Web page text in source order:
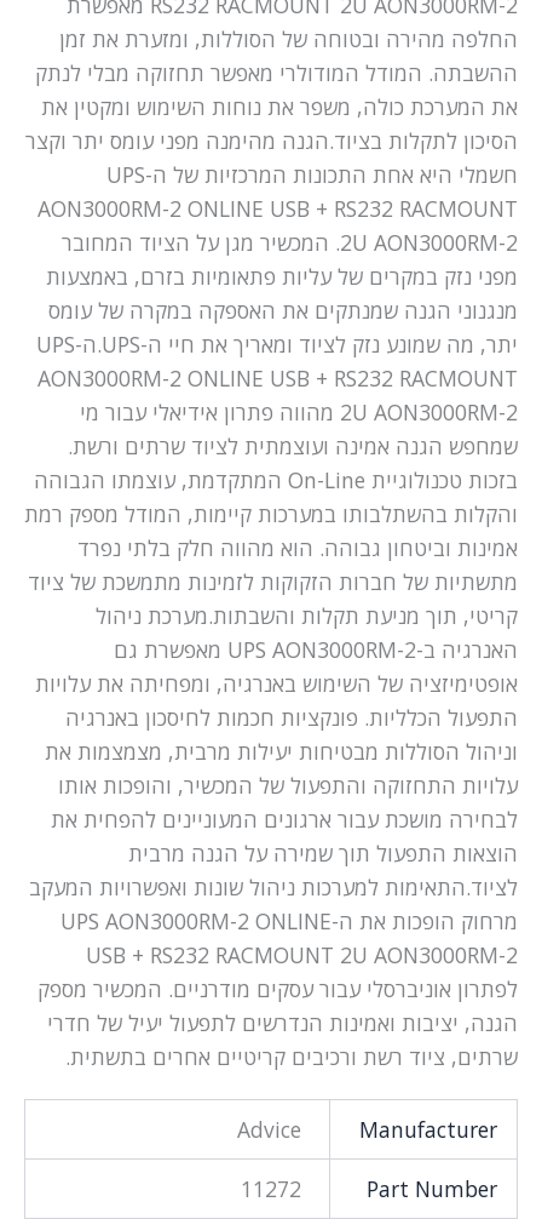
החלפה מהירה ובטוחה של הסוללות, ומזערת את זמן
ההשבתה. המודל המודולרי מאפשר תחזוקה מבלי לנתק
את המערכת כולה, משפר את נוחות השימוש ומקטין את
הסיכון לתקלות בציוד.הגנה מהימנה מפני עומס יתר וקצר
חשמלי היא אחת התכונות המרכזיות של ה-UPS
AON3000RM-2 ONLINE USB + RS232 RACMOUNT
2U AON3000RM-2. המכשיר מגן על הציוד המחובר
מפני נזק במקרים של עליות פתאומיות בזרם, באמצעות
מנגנוני הגנה שמנתקים את האספקה במקרה של עומס
יתר, מה שמונע נזק לציוד ומאריך את חיי ה-UPS.ה-UPS
AON3000RM-2 ONLINE USB + RS232 RACMOUNT
2U AON3000RM-2 מהווה פתרון אידיאלי עבור מי
שמחפש הגנה אמינה ועוצמתית לציוד שרתים ורשת.
בזכות טכנולוגיית On-Line המתקדמת, עוצמתו הגבוהה
והקלות בהשתלבותו במערכות קיימות, המודל מספק רמת
אמינות וביטחון גבוהה. הוא מהווה חלק בלתי נפרד
מתשתיות של חברות הזקוקות לזמינות מתמשכת של ציוד
קריטי, תוך מניעת תקלות והשבתות.מערכת ניהול
האנרגיה ב-UPS AON3000RM-2 מאפשרת גם
אופטימיזציה של השימוש באנרגיה, ומפחיתה את עלויות
התפעול הכלליות. פונקציות חכמות לחיסכון באנרגיה
וניהול הסוללות מבטיחות יעילות מרבית, מצמצמות את
עלויות התחזוקה והתפעול של המכשיר, והופכות אותו
לבחירה מושכת עבור ארגונים המעוניינים להפחית את
הוצאות התפעול תוך שמירה על הגנה מרבית
לציוד.התאימות למערכות ניהול שונות ואפשרויות המעקב
מרחוק הופכות את ה-UPS AON3000RM-2 ONLINE
USB + RS232 RACMOUNT 2U AON3000RM-2
לפתרון אוניברסלי עבור עסקים מודרניים. המכשיר מספק
הגנה, יציבות ואמינות הנדרשים לתפעול יעיל של חדרי
שרתים, ציוד רשת ורכיבים קריטיים אחרים בתשתית.
Manufacturer
Advice
Part Number
11272